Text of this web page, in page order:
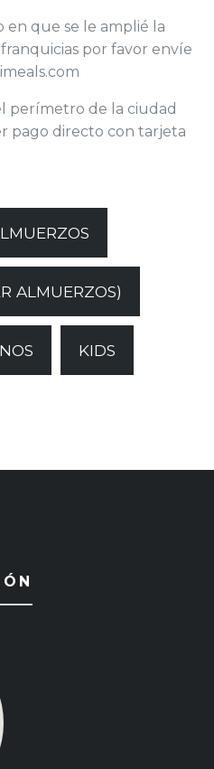
en que se le amplié la
por favor envíe
perímetro de la ciudad
pago directo con tarjeta
ALMUERZOS)
KIDS